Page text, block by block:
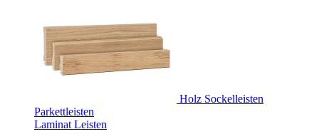
Holz Sockelleisten
Parkettleisten
Laminat Leisten